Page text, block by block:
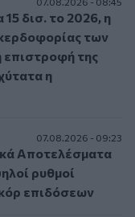
15 δισ. το 2026, η
των
επιστροφή της
η
07.08.2026 - 09:23
Αποτελέσματα
ρυθμοί
επιδόσεων